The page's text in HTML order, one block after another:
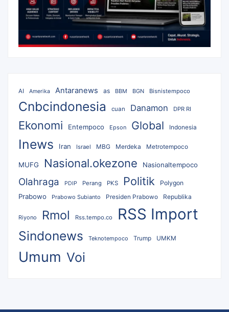
AI Amerika Antaranews as BBM BGN Bisnistempoco
Cnbcindonesia cuan Danamon DPR RI
Ekonomi Entempoco Epson Global Indonesia
Inews Iran Israel MBG Merdeka Metrotempoco
MUFG Nasional.okezone Nasionaltempoco
Olahraga PDIP Perang PKS Politik Polygon
Prabowo Prabowo Subianto Presiden Prabowo Republika
Riyono Rmol Rss.tempo.co RSS Import
Sindonews Teknotempoco Trump UMKM
Umum Voi